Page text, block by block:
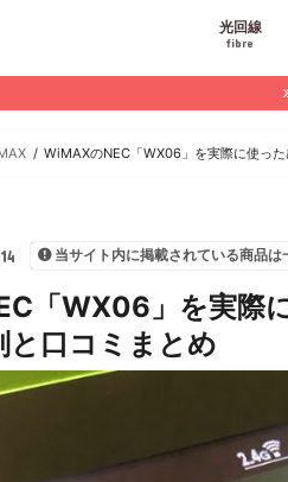
光回線
fibre
WiMAXのNEC「WX06」を実際に使っ
当サイト内に掲載されている商品は
「WX06」を実際
と口コミまとめ